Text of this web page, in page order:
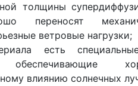
толщины
переносят
ветровые нагрузки;
есть
обеспечивающие
влиянию солнечных